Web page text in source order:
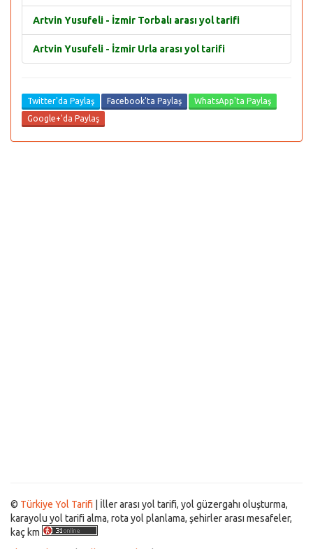
Artvin Yusufeli - İzmir Torbalı arası yol tarifi
Artvin Yusufeli - İzmir Urla arası yol tarifi
Twitter'da Paylaş Facebook'ta Paylaş
WhatsApp'ta Paylaş
Google+'da Paylaş
© Türkiye Yol Tarifi | İller arası yol tarifi, yol güzergahı oluşturma,
karayolu yol tarifi alma, rota yol planlama, şehirler arası mesafeler,
kaç km